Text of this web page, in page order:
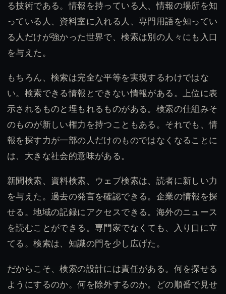
る技術である。情報を持っている人、情報の場所を知
っている人、資料室に入れる人、専門用語を知ってい
る人だけが強かった世界で、検索は別の人々にも入口
を与えた。
もちろん、検索は完全な平等を実現するわけではな
い。検索できる情報とできない情報がある。上位に表
示されるものと埋もれるものがある。検索の仕組みそ
のものが新しい権力を持つこともある。それでも、情
報を探す力が一部の人だけのものではなくなることに
は、大きな社会的意味がある。
新聞検索、資料検索、ウェブ検索は、読者に新しい力
を与えた。過去の発言を確認できる。企業の情報を探
せる。地域の記録にアクセスできる。海外のニュース
を読むことができる。専門家でなくても、入り口に立
てる。検索は、知識の門を少し広げた。
だからこそ、検索の設計には責任がある。何を探せる
ようにするのか。何を除外するのか。どの順番で見せ